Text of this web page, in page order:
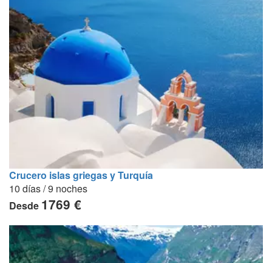
Crucero islas griegas y Turquía
10 días / 9 noches
Desde 1769 €